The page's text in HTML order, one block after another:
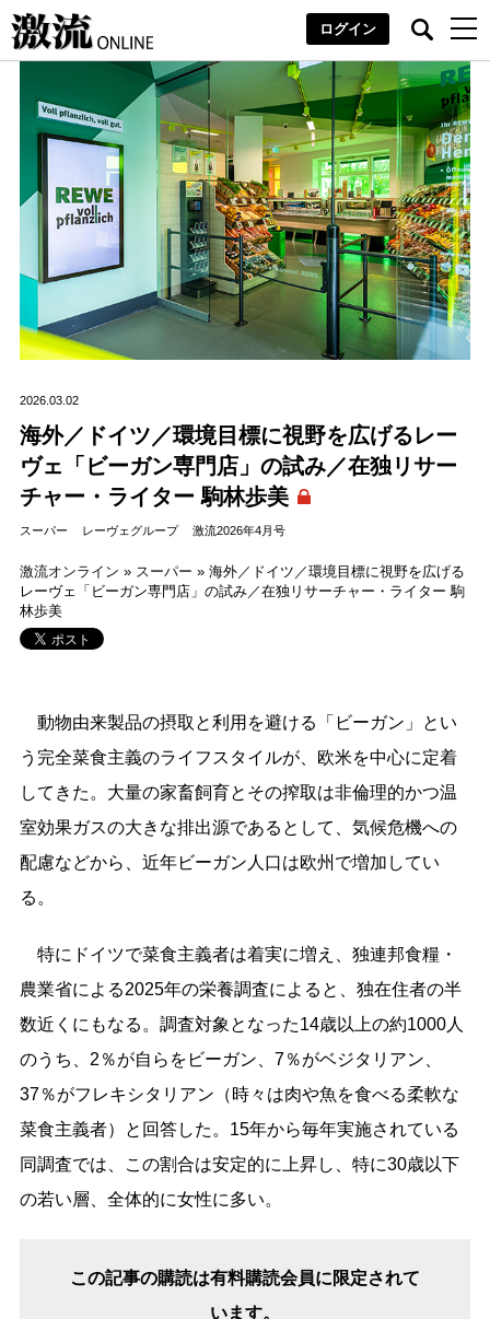
ログイン
2026.03.02
海外／ドイツ／環境目標に視野を広げるレー
ヴェ「ビーガン専門店」の試み／在独リサー
チャー・ライター 駒林歩美
スーパー レーヴェグループ 激流2026年4月号
激流オンライン » スーパー » 海外／ドイツ／環境目標に視野を広げる
レーヴェ「ビーガン専門店」の試み／在独リサーチャー・ライター 駒
林歩美
動物由来製品の摂取と利用を避ける「ビーガン」とい
う完全菜食主義のライフスタイルが、欧米を中心に定着
してきた。大量の家畜飼育とその搾取は非倫理的かつ温
室効果ガスの大きな排出源であるとして、気候危機への
配慮などから、近年ビーガン人口は欧州で増加してい
る。
特にドイツで菜食主義者は着実に増え、独連邦食糧・
農業省による2025年の栄養調査によると、独在住者の半
数近くにもなる。調査対象となった14歳以上の約1000人
のうち、2％が自らをビーガン、7％がベジタリアン、
37％がフレキシタリアン（時々は肉や魚を食べる柔軟な
菜食主義者）と回答した。15年から毎年実施されている
同調査では、この割合は安定的に上昇し、特に30歳以下
の若い層、全体的に女性に多い。
この記事の購読は有料購読会員に限定されて
います。